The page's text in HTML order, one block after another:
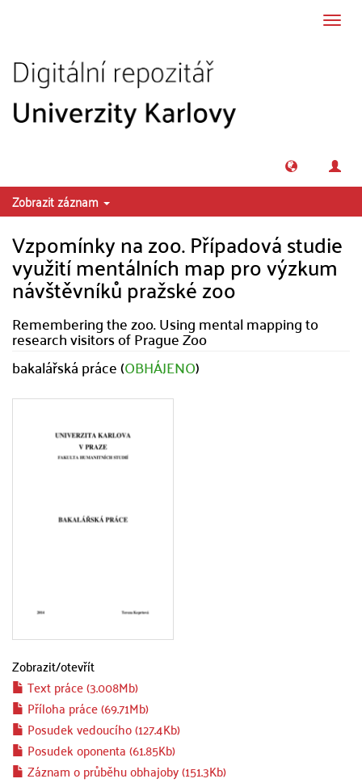
Zobrazit záznam
Vzpomínky na zoo. Případová studie
využití mentálních map pro výzkum
návštěvníků pražské zoo
Remembering the zoo. Using mental mapping to
research visitors of Prague Zoo
bakalářská práce (OBHÁJENO)
Zobrazit/otevřít
Text práce (3.008Mb)
Příloha práce (69.71Mb)
Posudek vedoucího (127.4Kb)
Posudek oponenta (61.85Kb)
Záznam o průběhu obhajoby (151.3Kb)